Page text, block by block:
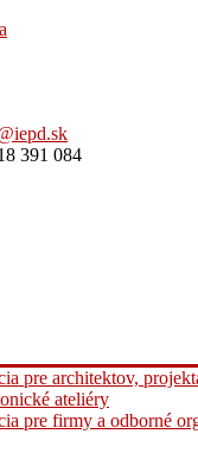
391 084
pre architektov,
ateliéry
pre firmy a odborné